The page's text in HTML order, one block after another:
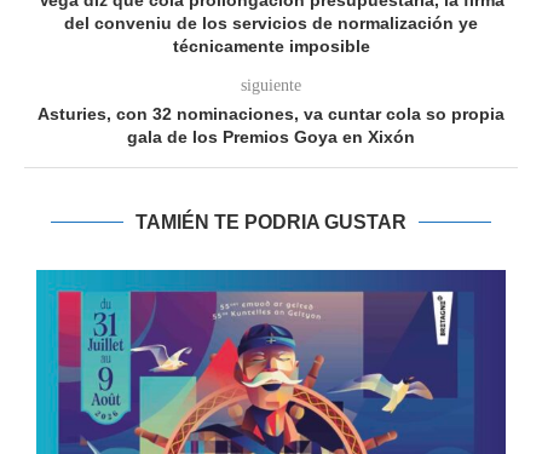
del conveniu de los servicios de normalización ye
técnicamente imposible
siguiente
Asturies, con 32 nominaciones, va cuntar cola so propia
gala de los Premios Goya en Xixón
TAMIÉN TE PODRIA GUSTAR